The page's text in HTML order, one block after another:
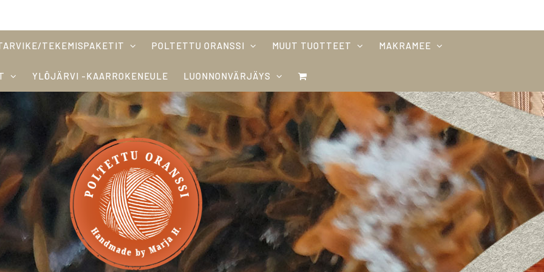
TEKEMISPAKETIT POLTETTU ORANSSI MUUT TUOTTEET MAKRAMEE
YLÖJÄRVI -KAARROKENEULE LUONNONVÄRJÄYS